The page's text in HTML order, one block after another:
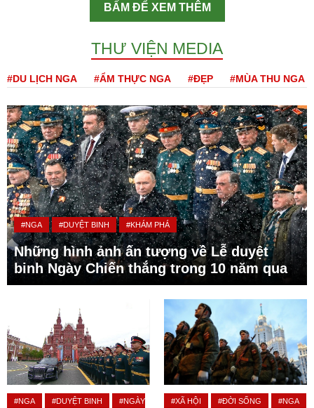
BẤM ĐỂ XEM THÊM
THƯ VIỆN MEDIA
#DU LỊCH NGA #ẨM THỰC NGA #ĐẸP #MÙA THU NGA
#NGA #DUYỆT BINH #KHÁM PHÁ
Những hình ảnh ấn tượng về Lễ duyệt
binh Ngày Chiến thắng trong 10 năm qua
#NGA #DUYỆT BINH
#NGÀY
#XÃ HỘI #ĐỜI SỐNG #NGA